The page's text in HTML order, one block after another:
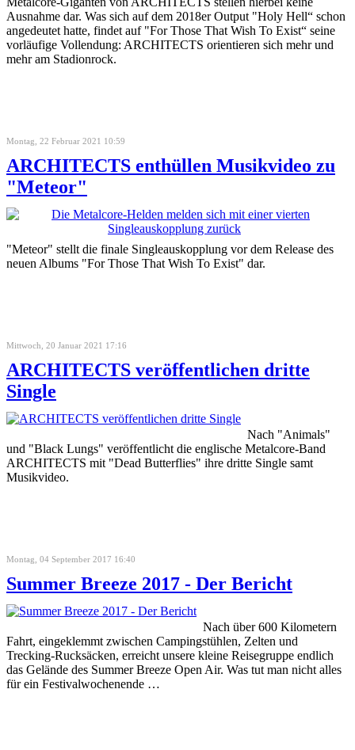
Ausnahme dar. Was sich auf dem 2018er Output "Holy Hell“ schon
angedeutet hatte, findet auf "For Those That Wish To Exist“ seine
vorläufige Vollendung: ARCHITECTS orientieren sich mehr und
mehr am Stadionrock.
Montag, 22 Februar 2021 10:59
ARCHITECTS enthüllen Musikvideo zu
"Meteor"
"Meteor" stellt die finale Singleauskopplung vor dem Release des
neuen Albums "For Those That Wish To Exist" dar.
Mittwoch, 20 Januar 2021 17:16
ARCHITECTS veröffentlichen dritte
Single
Nach "Animals"
und "Black Lungs" veröffentlicht die englische Metalcore-Band
ARCHITECTS mit "Dead Butterflies" ihre dritte Single samt
Musikvideo.
Montag, 04 September 2017 16:40
Summer Breeze 2017 - Der Bericht
Nach über 600 Kilometern
Fahrt, eingeklemmt zwischen Campingstühlen, Zelten und
Trecking-Rucksäcken, erreicht unsere kleine Reisegruppe endlich
das Gelände des Summer Breeze Open Air. Was tut man nicht alles
für ein Festivalwochenende …